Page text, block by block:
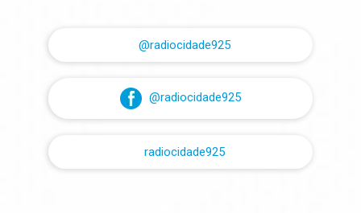
@radiocidade925
@radiocidade925
radiocidade925